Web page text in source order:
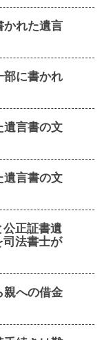
れた遺言
に書かれ
言書の文
言書の文
公正証書遺
司法書士が
への借金